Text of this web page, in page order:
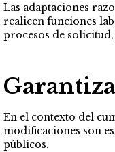
Las adaptaciones
realicen funciones
procesos de
En el contexto del
modificaciones son
públicos.